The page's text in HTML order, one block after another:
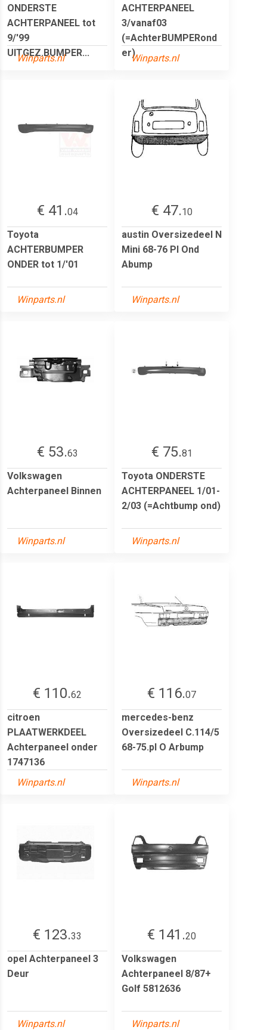
ONDERSTE
ACHTERPANEEL tot
9/'99
UITGEZ.BUMPER...
Winparts.nl
ACHTERPANEEL
3/vanaf03
(=AchterBUMPERond
er)Winparts.nl
€ 41.04
Toyota
ACHTERBUMPER
ONDER tot 1/'01
Winparts.nl
€ 47.10
austin Oversizedeel N
Mini 68-76 Pl Ond
Abump
Winparts.nl
€ 53.63
Volkswagen
Achterpaneel Binnen
Winparts.nl
€ 75.81
Toyota ONDERSTE
ACHTERPANEEL 1/01-
2/03 (=Achtbump ond)
Winparts.nl
€ 110.62
citroen
PLAATWERKDEEL
Achterpaneel onder
1747136
Winparts.nl
€ 116.07
mercedes-benz
Oversizedeel C.114/5
68-75.pl O Arbump
Winparts.nl
€ 123.33
opel Achterpaneel 3
Deur
Winparts.nl
€ 141.20
Volkswagen
Achterpaneel 8/87+
Golf 5812636
Winparts.nl